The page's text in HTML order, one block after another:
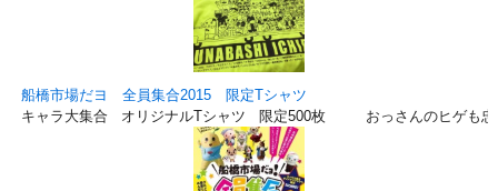
船橋市場だヨ 全員集合2015 限定Tシャツ
キャラ大集合 オリジナルTシャツ 限定500枚 おっさんのヒゲも忠